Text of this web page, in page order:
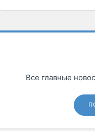
Все главные